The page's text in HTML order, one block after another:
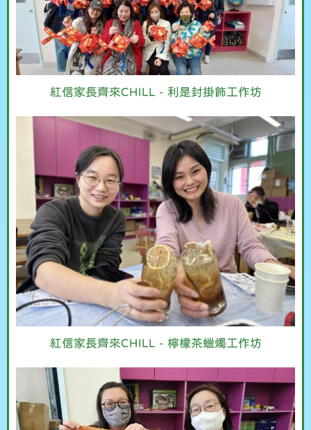
紅信家長齊來CHILL - 利是封掛飾工作坊
紅信家長齊來CHILL - 檸檬茶蠟燭工作坊